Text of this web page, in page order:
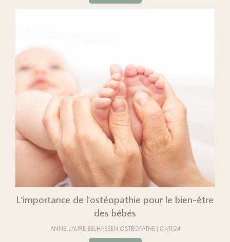
L'importance de l'ostéopathie pour le bien-être
des bébés
ANNE-LAURE BELHASSEN OSTÉOPATHE 07/11/24